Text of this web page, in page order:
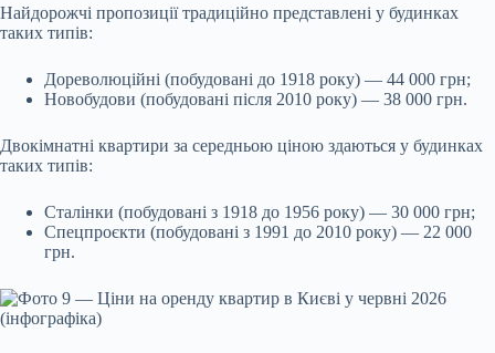
Найдорожчі пропозиції традиційно представлені у будинках
таких типів:
Дореволюційні (побудовані до 1918 року) — 44 000 грн;
Новобудови (побудовані після 2010 року) — 38 000 грн.
Двокімнатні квартири за середньою ціною здаються у будинках
таких типів:
Сталінки (побудовані з 1918 до 1956 року) — 30 000 грн;
Спецпроєкти (побудовані з 1991 до 2010 року) — 22 000
грн.